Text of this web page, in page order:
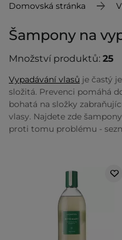
Domovská stránka
Šampony na
Množství produktů: 25
Vypadávání vlasů je častý
složitá. Prevenci pomáhá
bohatá na složky
vlasy. Najdete zde
proti tomu problému -